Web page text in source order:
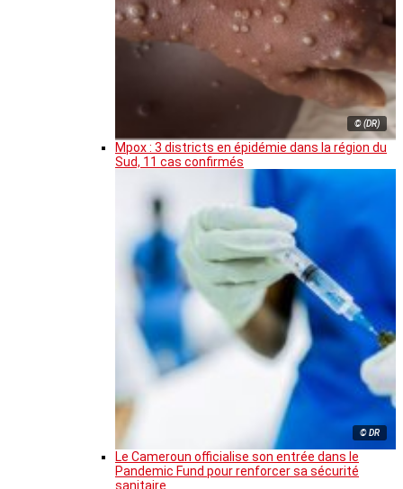
© (DR)
Mpox : 3 districts en épidémie dans la région du
Sud, 11 cas confirmés
© DR
Le Cameroun officialise son entrée dans le
Pandemic Fund pour renforcer sa sécurité
sanitaire